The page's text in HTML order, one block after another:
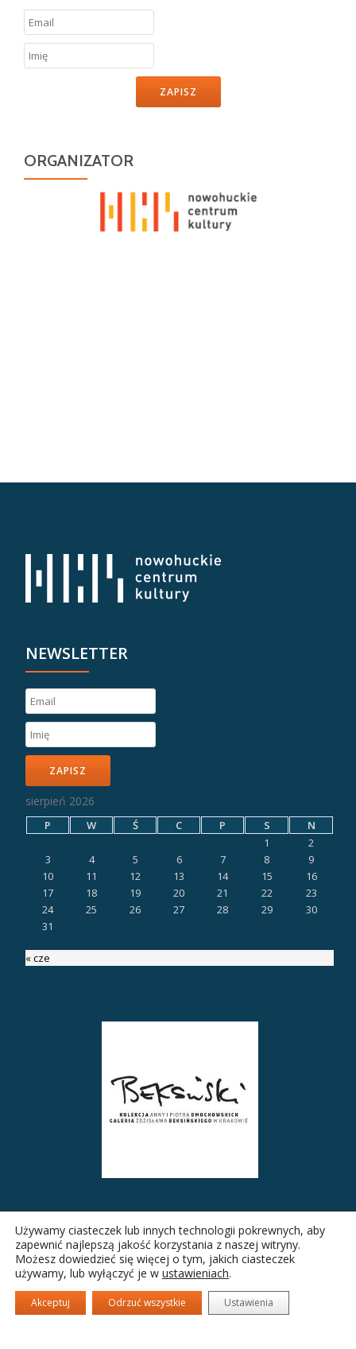
ZAPISZ
ORGANIZATOR
NEWSLETTER
ZAPISZ
sierpień 2026
P W Ś C P S
N
1
2
3
4 5 6 7 8
9
10
11 12 13 14 15
16
17
18 19 20 21 22
23
24
25 26 27 28 29
30
31
« cze
Używamy ciasteczek lub innych technologii pokrewnych, aby
zapewnić najlepszą jakość korzystania z naszej witryny.
Możesz dowiedzieć się więcej o tym, jakich ciasteczek
używamy, lub wyłączyć je w ustawieniach.
Akceptuj Odrzuć wszystkie Ustawienia